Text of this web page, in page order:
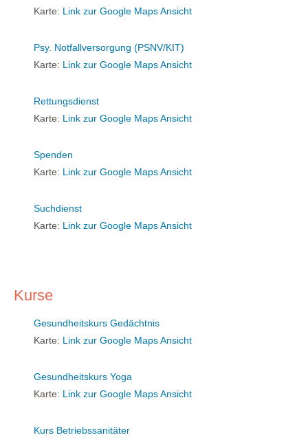
Karte: Link zur Google Maps Ansicht
Psy. Notfallversorgung (PSNV/KIT)
Karte: Link zur Google Maps Ansicht
Rettungsdienst
Karte: Link zur Google Maps Ansicht
Spenden
Karte: Link zur Google Maps Ansicht
Suchdienst
Karte: Link zur Google Maps Ansicht
Kurse
Gesundheitskurs Gedächtnis
Karte: Link zur Google Maps Ansicht
Gesundheitskurs Yoga
Karte: Link zur Google Maps Ansicht
Kurs Betriebssanitäter